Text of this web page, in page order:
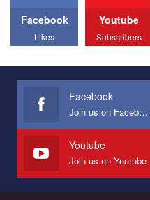
All you have to do is to press
Эмоционально сильный
представляющий программу
Мы просим вас поддержать
наш план по борьбе с
СОГИ в Украине.
Все, что вам нужно сделать
по этой ссылке и поставить
Facebook
Likes
Youtube
Subscribers
Facebook
Join us on Facebook
Youtube
Join us on Youtube